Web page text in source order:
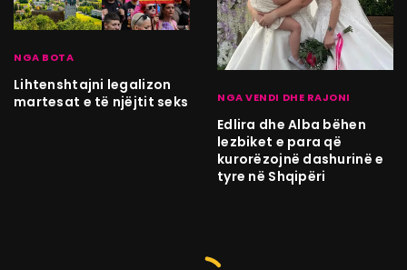
NGA BOTA
Lihtenshtajni legalizon
martesat e të njëjtit seks
NGA VENDI DHE RAJONI
Edlira dhe Alba bëhen
lezbiket e para që
kurorëzojnë dashurinë e
tyre në Shqipëri